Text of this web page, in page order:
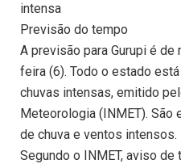
intensa
Previsão do tempo
A previsão para Gurupi é
feira (6). Todo o estado
chuvas intensas, emitido
Meteorologia (INMET).
de chuva e ventos intensos.
Segundo o INMET, aviso